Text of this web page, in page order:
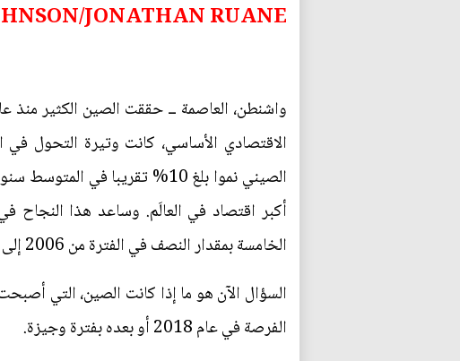
JONATHAN RUANE
الاقتصادي الأساسي، كانت وتيرة التحول
الصيني نموا بلغ 10% تقريبا
الخامسة بمقدار النصف في الفترة من 2006 إلى 2015.
السؤال الآن هو ما إذا كانت الصين، التي
الفرصة في عام 2018 أو بعده بفترة وجيزة.